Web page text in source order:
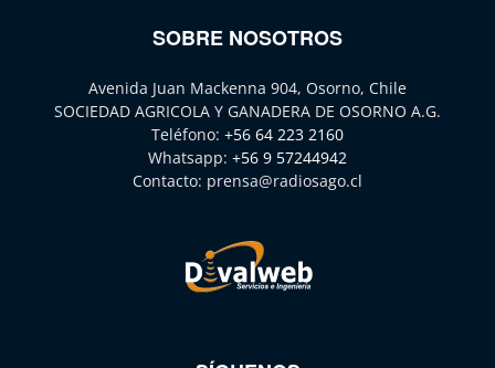
SOBRE NOSOTROS
Avenida Juan Mackenna 904, Osorno, Chile
SOCIEDAD AGRICOLA Y GANADERA DE OSORNO A.G.
Teléfono: +56 64 223 2160
Whatsapp: +56 9 57244942
Contacto: prensa@radiosago.cl